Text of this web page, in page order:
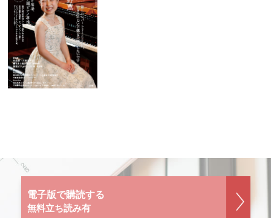
電子版で購読する
無料立ち読み有